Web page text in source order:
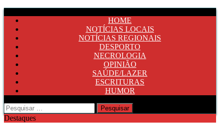
HOME
NOTÍCIAS LOCAIS
NOTÍCIAS REGIONAIS
DESPORTO
NECROLOGIA
OPINIÃO
SAÚDE/LAZER
ESCRITURAS
HUMOR
Pesquisar
por:
Destaques